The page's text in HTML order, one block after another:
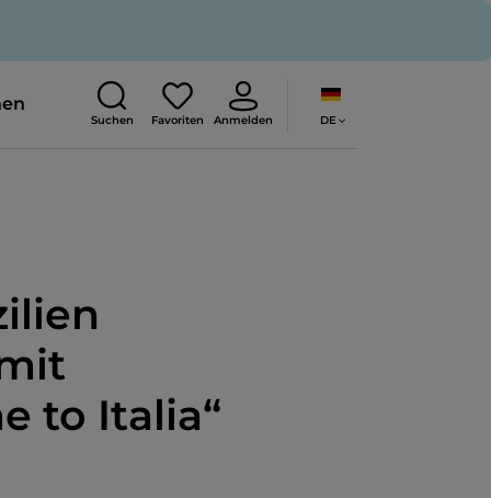
Suchen Favoriten Anmelden DE
to Italia“